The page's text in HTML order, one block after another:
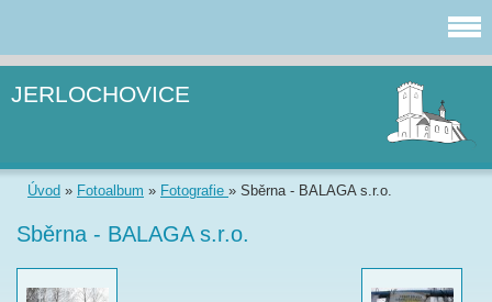
JERLOCHOVICE
Úvod » Fotoalbum » Fotografie » Sběrna - BALAGA s.r.o.
Sběrna - BALAGA s.r.o.